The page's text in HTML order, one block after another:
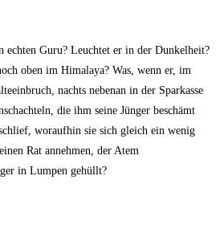
echten Guru? Leuchtet er in der Dunkelheit?
oben im Himalaya? Was, wenn er, im
nachts nebenan in der Sparkasse
die ihm seine Jünger beschämt
woraufhin sie sich gleich ein wenig
Rat annehmen, der Atem
in Lumpen gehüllt?